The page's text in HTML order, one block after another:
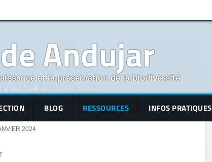
Andujar
et la préservation de la biodiversité
BLOG RESSOURCES INFOS PRATIQUES
2024